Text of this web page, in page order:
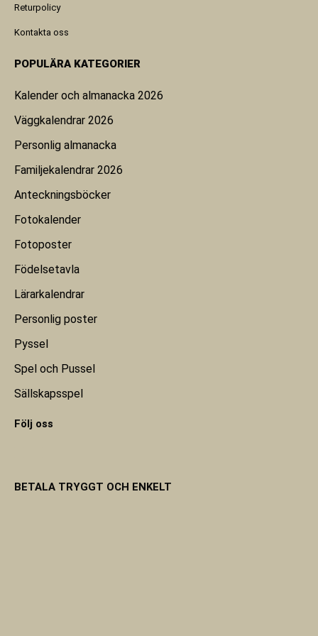
Returpolicy
Kontakta oss
POPULÄRA KATEGORIER
Kalender och almanacka 2026
Väggkalendrar 2026
Personlig almanacka
Familjekalendrar 2026
Anteckningsböcker
Fotokalender
Fotoposter
Födelsetavla
Lärarkalendrar
Personlig poster
Pyssel
Spel och Pussel
Sällskapsspel
Följ oss
BETALA TRYGGT OCH ENKELT